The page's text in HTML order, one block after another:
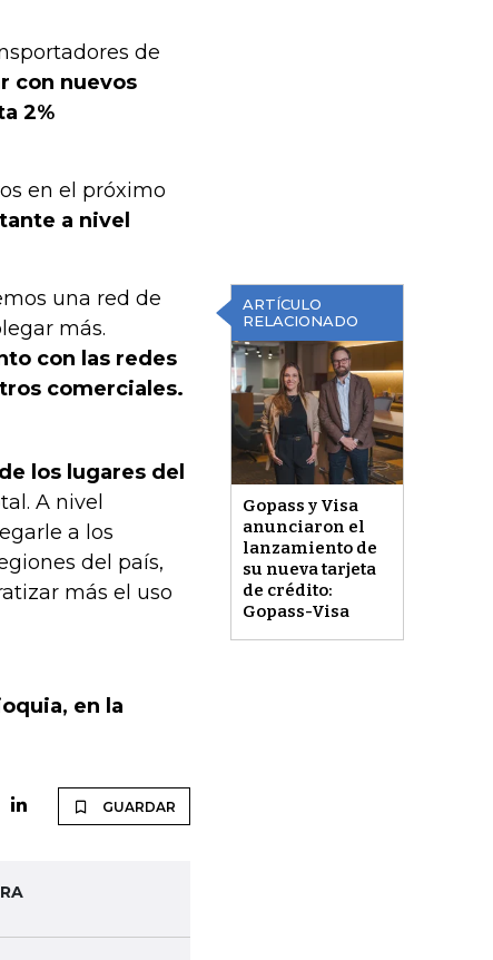
de
con nuevos
2%
en el próximo
a nivel
ARTÍCULO
RELACIONADO
Gopass y Visa
anunciaron el
lanzamiento de
su nueva tarjeta
de crédito:
Gopass-Visa
una red de
más.
con las redes
comerciales.
los lugares del
A nivel
a los
del país,
más el uso
en la
GUARDAR